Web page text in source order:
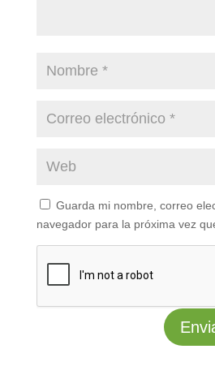
Guarda mi nombre, correo
navegador para la próxima vez